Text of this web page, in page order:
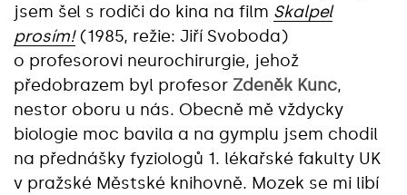
jsem šel s rodiči do kina na film Skalpel
prosím!(1985, režie: Jiří Svoboda)
o profesorovi neurochirurgie, jehož
předobrazem byl profesor Zdeněk Kunc,
nestor oboru u nás. Obecně mě vždycky
biologie moc bavila a na gymplu jsem chodil
na přednášky fyziologů 1. lékařské fakulty UK
v pražské Městské knihovně. Mozek se mi libí